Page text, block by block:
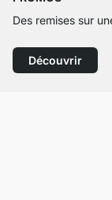
Des remises sur
Découvrir